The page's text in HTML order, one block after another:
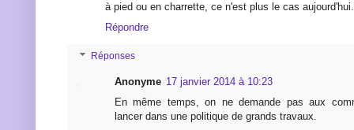
à pied ou en charrette, ce n'est plus le cas aujourd'hui.
Répondre
Réponses
Anonyme 17 janvier 2014 à 10:23
En même temps, on ne demande pas aux
lancer dans une politique de grands travaux.